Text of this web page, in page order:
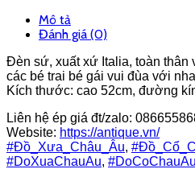
Mô tả
Đánh giá (0)
Đèn sứ, xuất xứ Italia, toàn thân
các bé trai bé gái vui đùa với
Kích thước: cao 52cm, đường
Liên hệ ép giá đt/zalo:
Website: https://antique.vn/
#Đồ_Xưa_Châu_Âu, #
#DoXuaChauAu, #DoCoChauAu